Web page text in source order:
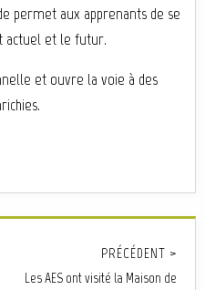
permet aux apprenants de se
actuel et le futur.
et ouvre la voie à des
PRÉCÉDENT >
Les AES ont visité la Maison de